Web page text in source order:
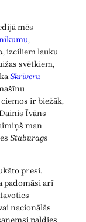
mēs
,
, izciliem lauku
svētkiem,
Skrīveru
ir biežāk,
Īvāns
man
Staburags
presi.
padomāsi arī
nacionālās
paldies